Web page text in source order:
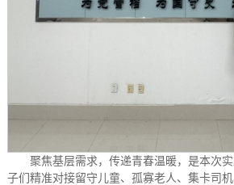
聚焦基层需求，传递青春温暖，是本次
子们精准对接留守儿童、孤寡老人、集卡司